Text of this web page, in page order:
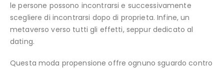
le persone possono incontrarsi e successivamente
scegliere di incontrarsi dopo di proprieta. Infine, un
metaverso verso tutti gli effetti, seppur dedicato al
dating.
Questa moda propensione offre ognuno sguardo contro